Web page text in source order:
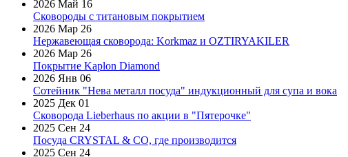
2026 Май 16
Сковороды с титановым покрытием
2026 Мар 26
Нержавеющая сковорода: Korkmaz и OZTIRYAKILER
2026 Мар 26
Покрытие Kaplon Diamond
2026 Янв 06
Сотейник "Нева металл посуда" индукционный для супа и вока
2025 Дек 01
Сковорода Lieberhaus по акции в "Пятерочке"
2025 Сен 24
Посуда CRYSTAL & CO, где производится
2025 Сен 24